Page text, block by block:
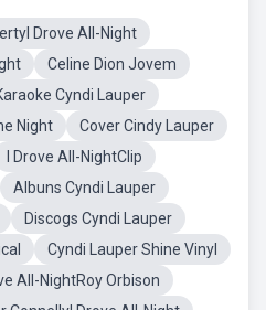
Drove All-Night
Celine Dion Jovem
Cyndi Lauper
Night
Cover Cindy Lauper
I Drove All-NightClip
Albuns Cyndi Lauper
Discogs Cyndi Lauper
Cyndi Lauper Shine Vinyl
All-NightRoy Orbison